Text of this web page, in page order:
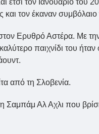
έτσι τον Ιανουάριο του
και τον έκαναν
Ερυθρό Αστέρα. Με
παιχνίδι του
από τη Σλοβενία.
Αλ Αχλι που